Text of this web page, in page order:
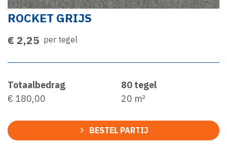
ROCKET GRIJS
€ 2,25 per tegel
Totaalbedrag
€ 180,00
80 tegel
20 m²
BESTEL PARTIJ